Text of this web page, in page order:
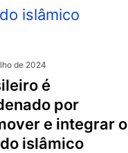
de 2024
por
e integrar o
islâmico